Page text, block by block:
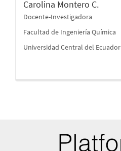
Carolina Montero C.
Docente-Investigadora
Facultad de Ingeniería Química
Universidad Central del Ecuador